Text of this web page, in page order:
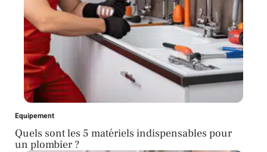
Equipement
Quels sont les 5 matériels indispensables pour
un plombier ?